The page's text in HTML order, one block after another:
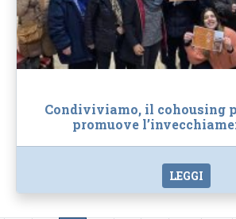
Condiviviamo, il cohousing
promuove
LEGGI